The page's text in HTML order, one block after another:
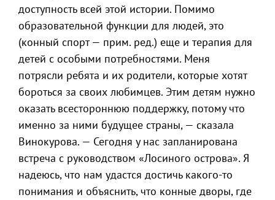
доступность всей этой истории. Помимо
образовательной функции для людей, это
(конный спорт — прим. ред.) еще и терапия для
детей с особыми потребностями. Меня
потрясли ребята и их родители, которые хотят
бороться за своих любимцев. Этим детям нужно
оказать всестороннюю поддержку, потому что
именно за ними будущее страны, — сказала
Винокурова. — Сегодня у нас запланирована
встреча с руководством «Лосиного острова». Я
надеюсь, что нам удастся достичь какого-то
понимания и объяснить, что конные дворы, где